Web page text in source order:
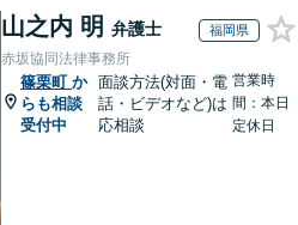
山之内 明 弁護士 福岡県
赤坂協同法律事務所
篠栗町 か
らも相談
受付中
面談方法(対面・電
話・ビデオなど)は
応相談
営業時
間：本日
定休日